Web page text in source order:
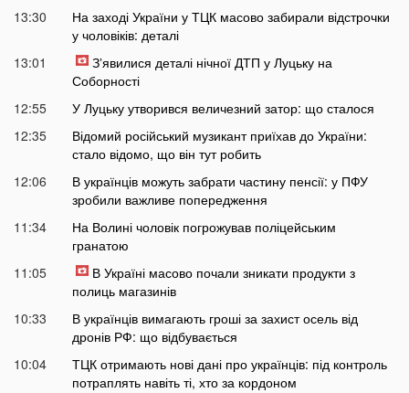
13:30
На заході України у ТЦК масово забирали відстрочки
у чоловіків: деталі
13:01
Зʼявилися деталі нічної ДТП у Луцьку на
Соборності
12:55
У Луцьку утворився величезний затор: що сталося
12:35
Відомий російський музикант приїхав до України:
стало відомо, що він тут робить
12:06
В українців можуть забрати частину пенсії: у ПФУ
зробили важливе попередження
11:34
На Волині чоловік погрожував поліцейським
гранатою
11:05
В Україні масово почали зникати продукти з
полиць магазинів
10:33
В українців вимагають гроші за захист осель від
дронів РФ: що відбувається
10:04
ТЦК отримають нові дані про українців: під контроль
потраплять навіть ті, хто за кордоном